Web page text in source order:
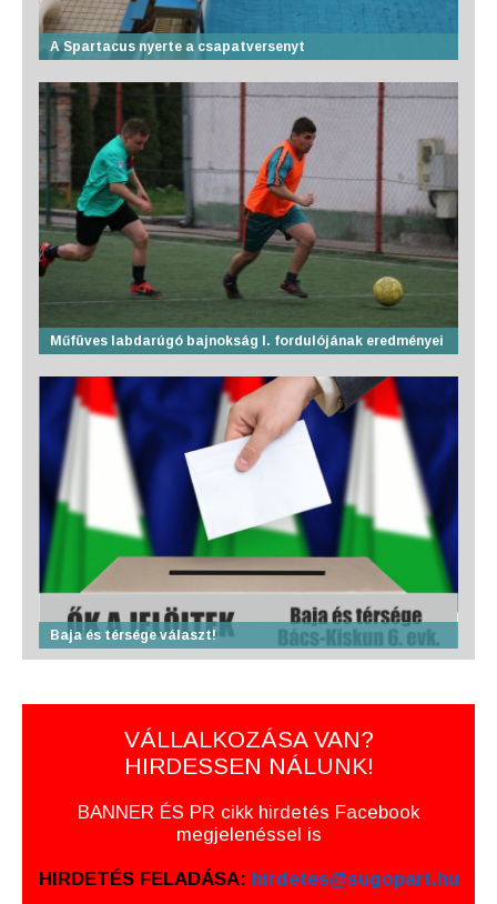
A Spartacus nyerte a csapatversenyt
Műfüves labdarúgó bajnokság I. fordulójának eredményei
Baja és térsége választ!
VÁLLALKOZÁSA VAN?
HIRDESSEN NÁLUNK!
BANNER ÉS PR cikk hirdetés Facebook
megjelenéssel is
HIRDETÉS FELADÁSA: hirdetes@sugopart.hu